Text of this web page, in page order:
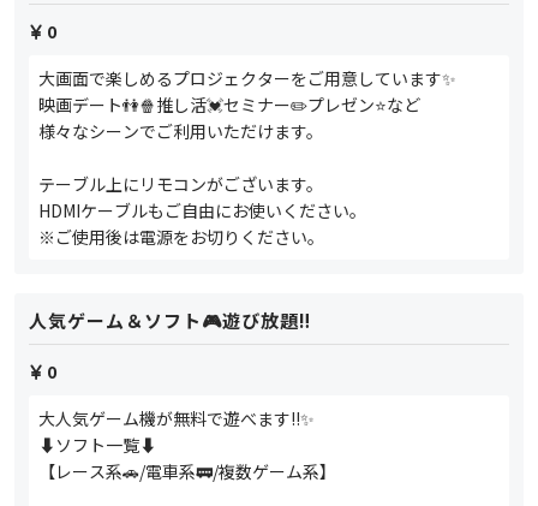
0
大画面で楽しめるプロジェクターをご用意しています✨
映画デート👫🍿推し活💓セミナー✏️プレゼン⭐️など
様々なシーンでご利用いただけます。
テーブル上にリモコンがございます。
HDMIケーブルもご自由にお使いください。
※ご使用後は電源をお切りください。
人気ゲーム＆ソフト🎮遊び放題‼️
0
大人気ゲーム機が無料で遊べます‼️✨
⬇️ソフト一覧⬇️
【レース系🚗/電車系🚃/複数ゲーム系】